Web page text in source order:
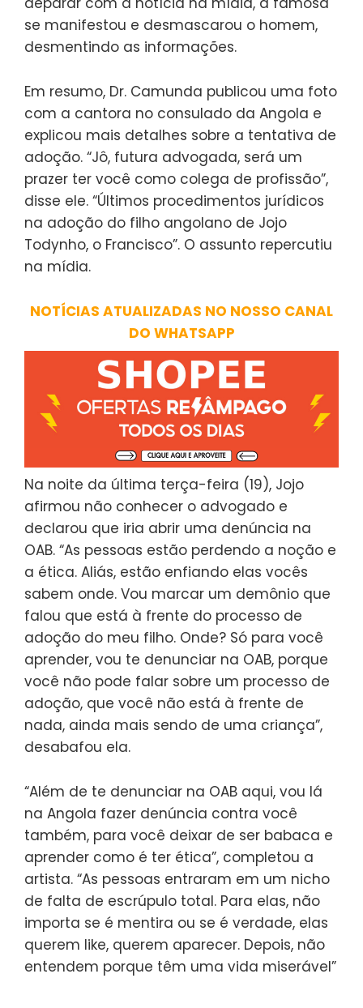
se manifestou e desmascarou o homem,
desmentindo as informações.
Em resumo, Dr. Camunda publicou uma foto
com a cantora no consulado da Angola e
explicou mais detalhes sobre a tentativa de
adoção. “Jô, futura advogada, será um
prazer ter você como colega de profissão”,
disse ele. “Últimos procedimentos jurídicos
na adoção do filho angolano de Jojo
Todynho, o Francisco”. O assunto repercutiu
na mídia.
NOTÍCIAS ATUALIZADAS NO NOSSO CANAL
DO WHATSAPP
Na noite da última terça-feira (19), Jojo
afirmou não conhecer o advogado e
declarou que iria abrir uma denúncia na
OAB. “As pessoas estão perdendo a noção e
a ética. Aliás, estão enfiando elas vocês
sabem onde. Vou marcar um demônio que
falou que está à frente do processo de
adoção do meu filho. Onde? Só para você
aprender, vou te denunciar na OAB, porque
você não pode falar sobre um processo de
adoção, que você não está à frente de
nada, ainda mais sendo de uma criança”,
desabafou ela.
“Além de te denunciar na OAB aqui, vou lá
na Angola fazer denúncia contra você
também, para você deixar de ser babaca e
aprender como é ter ética”, completou a
artista. “As pessoas entraram em um nicho
de falta de escrúpulo total. Para elas, não
importa se é mentira ou se é verdade, elas
querem like, querem aparecer. Depois, não
entendem porque têm uma vida miserável”